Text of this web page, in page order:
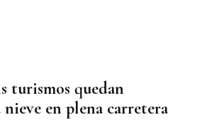
turismos quedan
en plena carretera